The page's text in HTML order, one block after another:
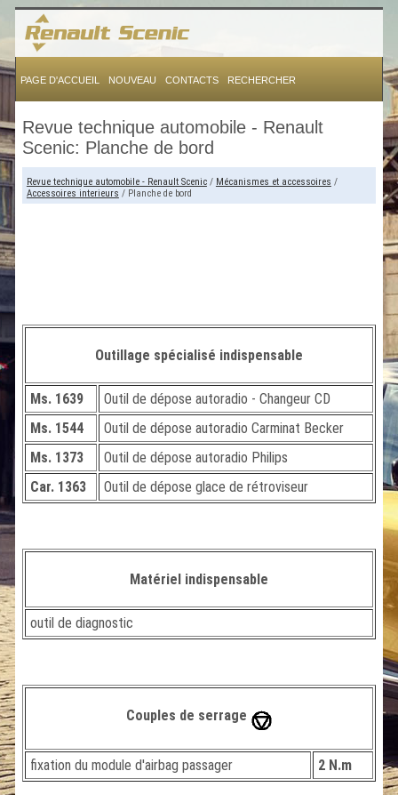
PAGE D'ACCUEIL NOUVEAU CONTACTS RECHERCHER
Revue technique automobile - Renault
Scenic: Planche de bord
Revue technique automobile - Renault Scenic/ Mécanismes et accessoires /
Accessoires interieurs / Planche de bord
Outillage spécialisé indispensable
Ms. 1639
Outil de dépose autoradio - Changeur CD
Ms. 1544
Outil de dépose autoradio Carminat Becker
Ms. 1373
Outil de dépose autoradio Philips
Car. 1363
Outil de dépose glace de rétroviseur
Matériel indispensable
outil de diagnostic
Couples de serrage
fixation du module d'airbag passager 2 N.m